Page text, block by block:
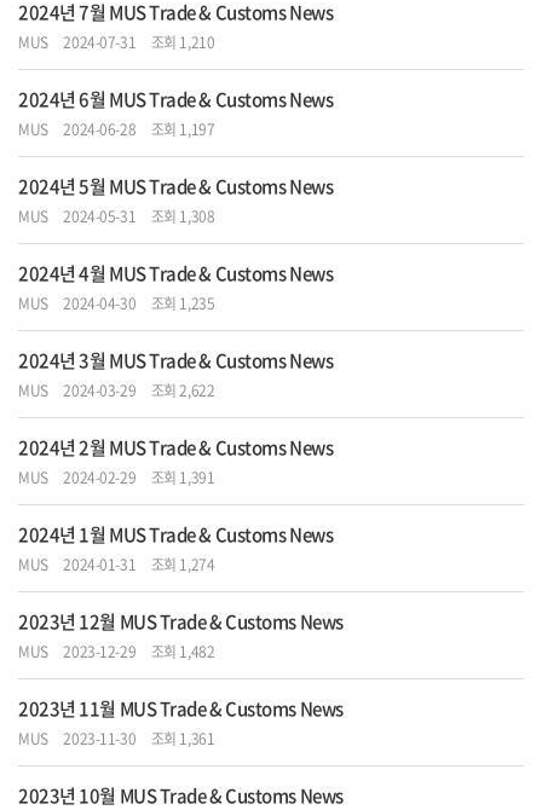
2024년 7월 MUS Trade & Customs News
MUS 2024-07-31 조회 1,210
2024년 6월 MUS Trade & Customs News
MUS 2024-06-28 조회 1,197
2024년 5월 MUS Trade & Customs News
MUS 2024-05-31 조회 1,308
2024년 4월 MUS Trade & Customs News
MUS 2024-04-30 조회 1,235
2024년 3월 MUS Trade & Customs News
MUS 2024-03-29 조회 2,622
2024년 2월 MUS Trade & Customs News
MUS 2024-02-29 조회 1,391
2024년 1월 MUS Trade & Customs News
MUS 2024-01-31 조회 1,274
2023년 12월 MUS Trade & Customs News
MUS 2023-12-29 조회 1,482
2023년 11월 MUS Trade & Customs News
MUS 2023-11-30 조회 1,361
2023년 10월 MUS Trade & Customs News